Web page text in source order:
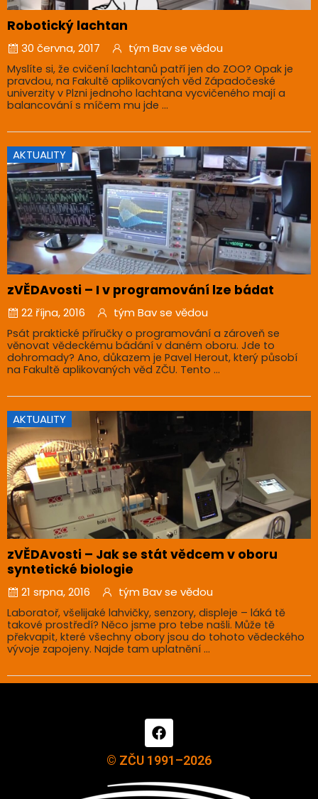
Robotický lachtan
30 června, 2017 tým Bav se vědou
Myslíte si, že cvičení lachtanů patří jen do ZOO? Opak je
pravdou, na Fakultě aplikovaných věd Západočeské
univerzity v Plzni jednoho lachtana vycvičeného mají a
balancování s míčem mu jde ...
AKTUALITY
zVĚDAvosti – I v programování lze bádat
22 října, 2016 tým Bav se vědou
Psát praktické příručky o programování a zároveň se
věnovat vědeckému bádání v daném oboru. Jde to
dohromady? Ano, důkazem je Pavel Herout, který působí
na Fakultě aplikovaných věd ZČU. Tento ...
AKTUALITY
zVĚDAvosti – Jak se stát vědcem v oboru
syntetické biologie
21 srpna, 2016 tým Bav se vědou
Laboratoř, všelijaké lahvičky, senzory, displeje – láká tě
takové prostředí? Něco jsme pro tebe našli. Může tě
překvapit, které všechny obory jsou do tohoto vědeckého
vývoje zapojeny. Najde tam uplatnění ...
© ZČU 1991–2026